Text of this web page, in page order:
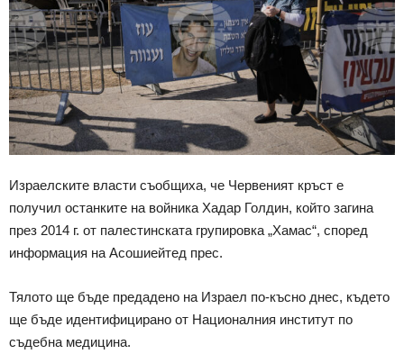
Израелските власти съобщиха, че Червеният кръст е
получил останките на войника Хадар Голдин, който загина
през 2014 г. от палестинската групировка „Хамас“, според
информация на Асошиейтед прес.
Тялото ще бъде предадено на Израел по-късно днес, където
ще бъде идентифицирано от Националния институт по
съдебна медицина.